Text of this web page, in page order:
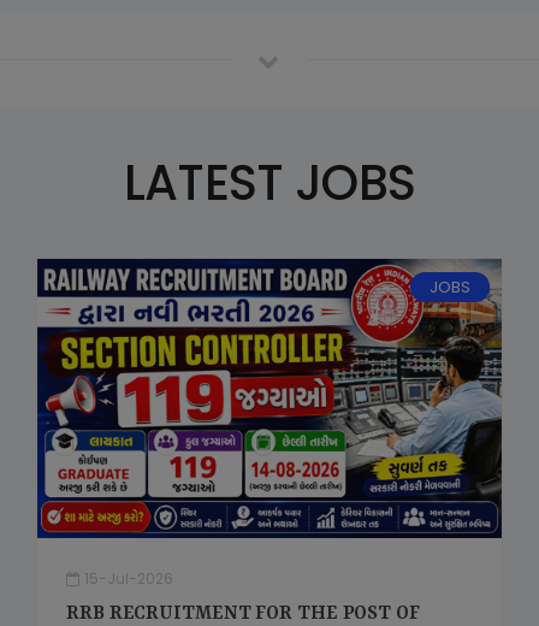
LATEST JOBS
JOBS
15-Jul-2026
RRB RECRUITMENT FOR THE POST OF